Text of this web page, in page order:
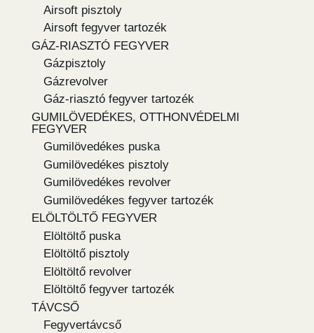
Airsoft pisztoly
Airsoft fegyver tartozék
GÁZ-RIASZTÓ FEGYVER
Gázpisztoly
Gázrevolver
Gáz-riasztó fegyver tartozék
GUMILÖVEDÉKES, OTTHONVÉDELMI
FEGYVER
Gumilövedékes puska
Gumilövedékes pisztoly
Gumilövedékes revolver
Gumilövedékes fegyver tartozék
ELÖLTÖLTŐ FEGYVER
Elöltöltő puska
Elöltöltő pisztoly
Elöltöltő revolver
Elöltöltő fegyver tartozék
TÁVCSŐ
Fegyvertávcső